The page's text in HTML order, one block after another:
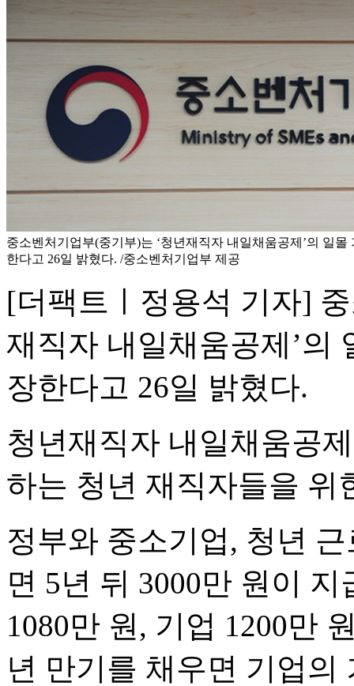
중소벤처기업부(중기부)는 ‘청년재직자 내일채움공제’의 일
한다고 26일 밝혔다. /중소벤처기업부 제공
[더팩트ㅣ정용석 기자]
재직자 내일채움공제’의
장한다고 26일 밝혔다.
청년재직자 내일채움공
하는 청년 재직자들을 위
정부와 중소기업, 청년
면 5년 뒤 3000만 원이
1080만 원, 기업 1200만
년 만기를 채우면 기업의